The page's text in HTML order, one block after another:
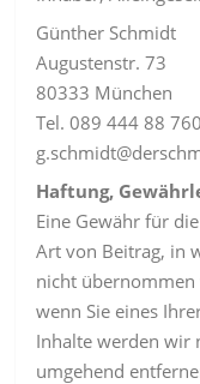
Günther Schmidt
Augustenstr. 73
80333 München
Tel. 089 444 88 760
Haftung,
Eine Gewähr für
Art von Beitrag, in
nicht übernommen
wenn Sie eines
Inhalte werden wir
umgehend